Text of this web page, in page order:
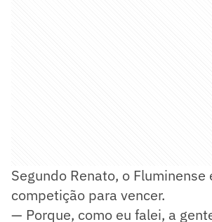
Segundo Renato, o Fluminense
competição para vencer.
— Porque, como eu falei, a